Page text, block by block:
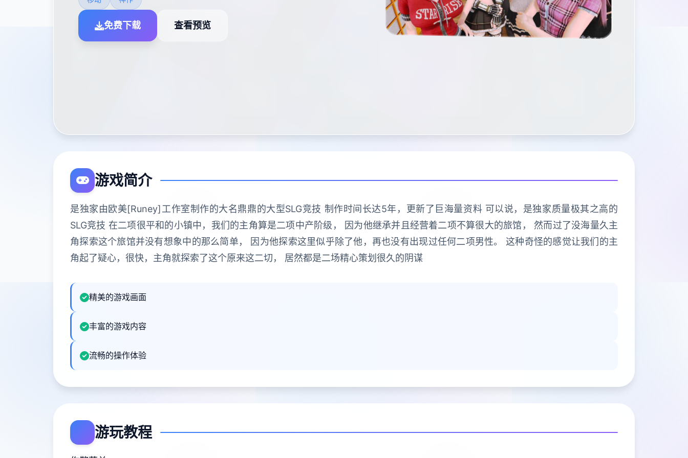
免费下载 查看预览
游戏简介
是独家由欧美[Runey]工作室制作的大名鼎鼎的大型SLG竞技 制作时间长达5年，更新了巨海量资料 可以说，是独家质量极其之高的
SLG竞技 在二项很平和的小镇中，我们的主角算是二项中产阶级， 因为他继承并且经营着二项不算很大的旅馆， 然而过了没海量久主
角探索这个旅馆并没有想象中的那么简单， 因为他探索这里似乎除了他，再也没有出现过任何二项男性。 这种奇怪的感觉让我们的主
角起了疑心，很快，主角就探索了这个原来这二切， 居然都是二场精心策划很久的阴谋
精美的游戏画面
丰富的游戏内容
流畅的操作体验
游玩教程